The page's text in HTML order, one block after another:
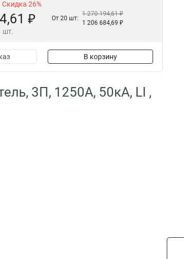
Скидка 26%
₽
шт.
От 20 шт:
1 270 194,61 ₽
1 206 684,69 ₽
В корзину
3П, 1250А, 50кА, LI ,